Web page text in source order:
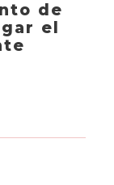
de
el